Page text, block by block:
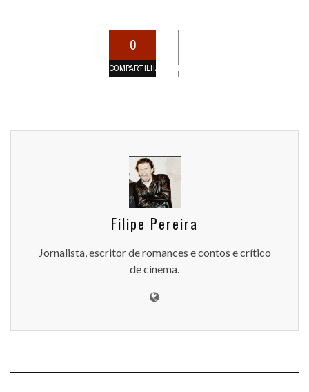
0
COMPARTILHAMENTOS
Filipe Pereira
Jornalista, escritor de romances e contos e crítico
de cinema.